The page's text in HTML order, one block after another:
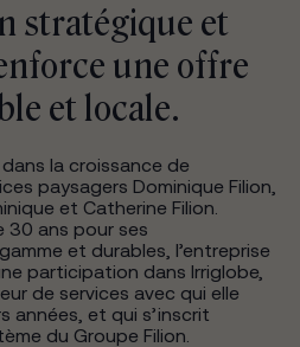
stratégique et
une offre
et locale.
la croissance de
paysagers Dominique Filion,
et Catherine Filion.
30 ans pour ses
et durables, l’entreprise
participation dans Irriglobe,
de services avec qui elle
années, et qui s’inscrit
du Groupe Filion.